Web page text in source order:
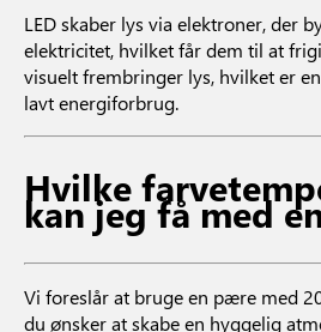
LED skaber lys via elektroner, der
elektricitet, hvilket får dem til at
visuelt frembringer lys, hvilket er
lavt energiforbrug.
Hvilke
kan jeg få med
Vi foreslår at bruge en pære med
du ønsker at skabe en hyggelig